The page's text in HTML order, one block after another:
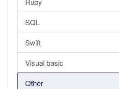
SQL
Swift
Visual basic
Other